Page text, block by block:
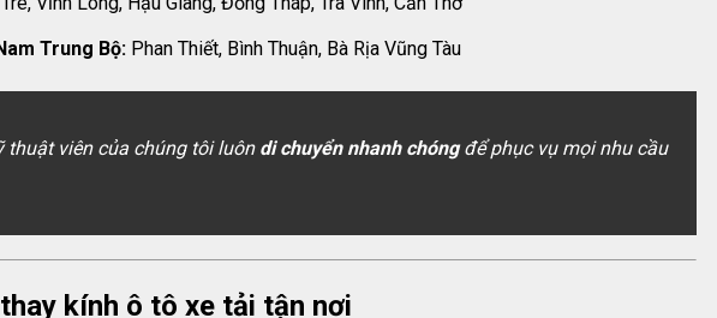
Trung Bộ: Phan Thiết, Bình Thuận, Bà Rịa Vũng Tàu
thuật viên của chúng tôi luôn di chuyển nhanh chóngđể phục vụ mọi nhu cầu
kính ô tô xe tải tận nơi